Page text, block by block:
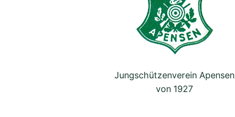
Jungschützenverein Apensen
von 1927